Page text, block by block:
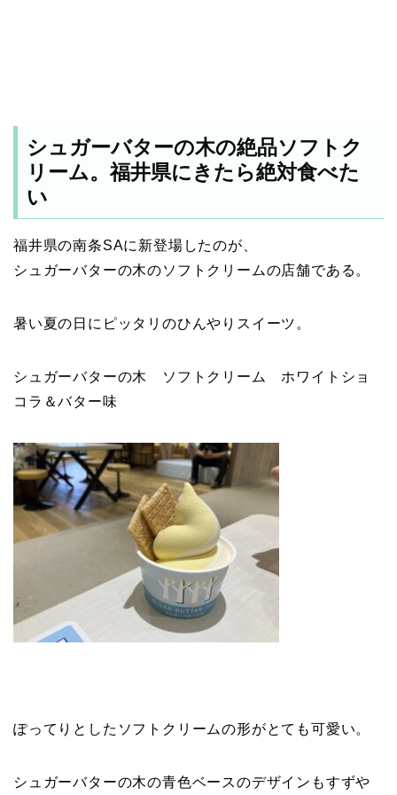
シュガーバターの木の絶品ソフトク
リーム。福井県にきたら絶対食べた
い
福井県の南条SAに新登場したのが、
シュガーバターの木のソフトクリームの店舗である。
暑い夏の日にピッタリのひんやりスイーツ。
シュガーバターの木 ソフトクリーム ホワイトショ
コラ＆バター味
ぽってりとしたソフトクリームの形がとても可愛い。
シュガーバターの木の青色ベースのデザインもすずや